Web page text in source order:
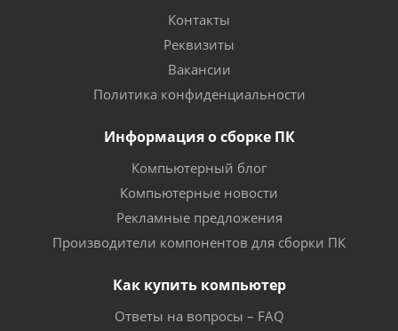
Контакты
Реквизиты
Вакансии
Политика конфиденциальности
Информация о сборке ПК
Компьютерный блог
Компьютерные новости
Рекламные предложения
Производители компонентов для сборки ПК
Как купить компьютер
Ответы на вопросы – FAQ